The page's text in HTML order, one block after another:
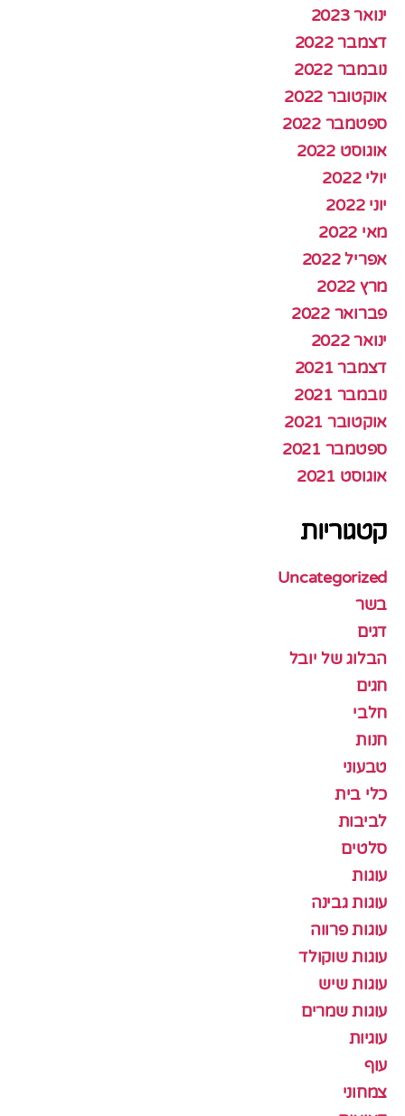
ינואר 2023
דצמבר 2022
נובמבר 2022
אוקטובר 2022
ספטמבר 2022
אוגוסט 2022
יולי 2022
יוני 2022
מאי 2022
אפריל 2022
מרץ 2022
פברואר 2022
ינואר 2022
דצמבר 2021
נובמבר 2021
אוקטובר 2021
ספטמבר 2021
אוגוסט 2021
קטגוריות
Uncategorized
בשר
דגים
הבלוג של יובל
חגים
חלבי
חנות
טבעוני
כלי בית
לביבות
סלטים
עוגות
עוגות גבינה
עוגות פרווה
עוגות שוקולד
עוגות שיש
עוגות שמרים
עוגיות
עוף
צמחוני